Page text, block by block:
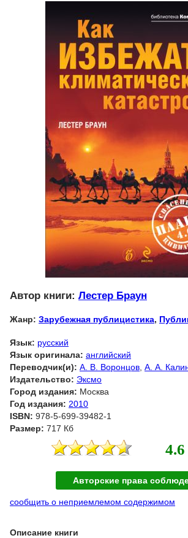
Автор книги: Лестер Браун
Жанр: Зарубежная публицистика,
Язык: русский
Язык оригинала: английский
Переводчик(и): А. В. Воронцов А. А.
Издательство: Эксмо
Город издания: Москва
Год издания: 2010
ISBN: 978-5-699-39482-1
Размер: 717 Кб
4.6
Авторские права
сообщить о неприемлемом содержимом
Описание книги